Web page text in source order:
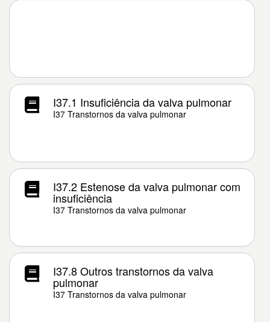
I37.1 Insuficiência da valva pulmonar
I37 Transtornos da valva pulmonar
I37.2 Estenose da valva pulmonar com
insuficiência
I37 Transtornos da valva pulmonar
I37.8 Outros transtornos da valva
pulmonar
I37 Transtornos da valva pulmonar